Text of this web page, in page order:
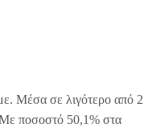
Μέσα σε λιγότερο από 2
Με ποσοστό 50,1% στα